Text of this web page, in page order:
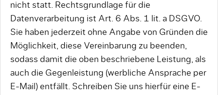
nicht statt. Rechtsgrundlage für die
Datenverarbeitung ist Art. 6 Abs. 1 lit. a DSGVO.
Sie haben jederzeit ohne Angabe von Gründen die
Möglichkeit, diese Vereinbarung zu beenden,
sodass damit die oben beschriebene Leistung, als
auch die Gegenleistung (werbliche Ansprache per
E-Mail) entfällt. Schreiben Sie uns hierfür eine E-